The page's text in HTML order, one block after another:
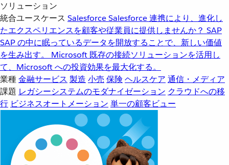
ソリューション
統合ユースケース SalesforceSalesforce 連携により、進化し
たエクスペリエンスを顧客や従業員に提供しませんか？ SAP
SAP の中に眠っているデータを開放することで、新しい価値
を生み出す。
Microsoft 既存の接続ソリューションを活用し
て、Microsoft への投資効果を最大化する。
業種金融サービス 製造 小売 保険 ヘルスケア 通信・メディア
課題 レガシーシステムのモダナイゼーション クラウドへの移
行 ビジネスオートメーション 単一の顧客ビュー